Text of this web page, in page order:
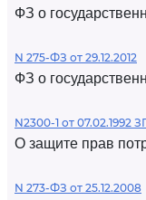
ФЗ о
N 275-ФЗ от 29.12.2012
ФЗ о
N2300-1 от 07.02.1992
О защите прав
N 273-ФЗ от 25.12.2008